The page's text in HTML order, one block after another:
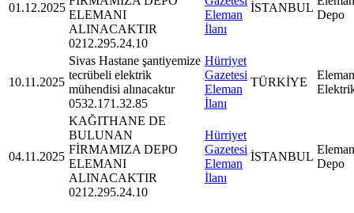
01.12.2025
ELEMANI
ALINACAKTIR
0212.295.24.10
Eleman
İlanı
İSTANBUL
Depo
10.11.2025
Sivas Hastane şantiyemize
tecrübeli elektrik
mühendisi alınacaktır
0532.171.32.85
Hürriyet
Gazetesi
Eleman
İlanı
TÜRKİYE
04.11.2025
KAĞITHANE DE
BULUNAN
FİRMAMIZA DEPO
ELEMANI
ALINACAKTIR
0212.295.24.10
Hürriyet
Gazetesi
Eleman
İlanı
İSTANBUL
Depo